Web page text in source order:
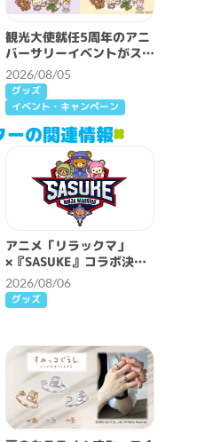
観光大使就任5周年のアニ
バーサリーイベントがスタ
ート♪
2026/08/05
グッズ
イベント・キャンペーン
ーの関連情報
アニメ「リラックマ」
×『SASUKE』コラボ決
定！
2026/08/06
グッズ